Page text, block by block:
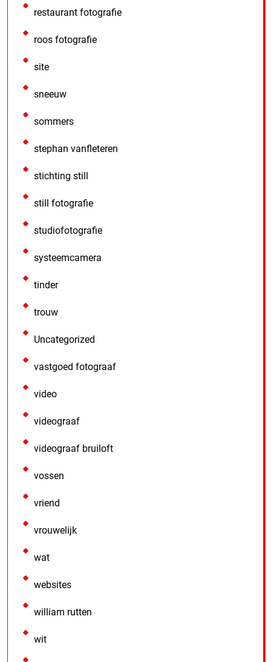
restaurant fotografie
roos fotografie
site
sneeuw
sommers
stephan vanfleteren
stichting still
still fotografie
studiofotografie
systeemcamera
tinder
trouw
Uncategorized
vastgoed fotograaf
video
videograaf
videograaf bruiloft
vossen
vriend
vrouwelijk
wat
websites
william rutten
wit